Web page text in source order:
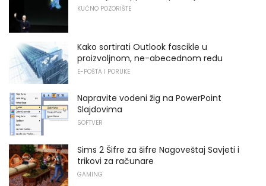
KUĆNO POZORIŠTE
Kako sortirati Outlook fascikle u
proizvoljnom, ne-abecednom redu
E-POŠTA I PORUKE
Napravite vodeni žig na PowerPoint
Slajdovima
SOFTVER
Sims 2 Šifre za šifre Nagoveštaj Savjeti i
trikovi za računare
GAMING